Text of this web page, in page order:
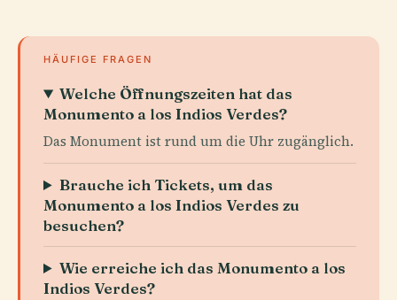
HÄUFIGE FRAGEN
Welche Öffnungszeiten hat das
Monumento a los Indios Verdes?
Das Monument ist rund um die Uhr zugänglich.
Brauche ich Tickets, um das
Monumento a los Indios Verdes zu
besuchen?
Wie erreiche ich das Monumento a los
Indios Verdes?